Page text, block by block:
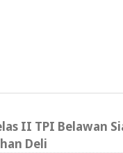
II TPI Belawan
Deli